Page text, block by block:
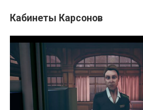
Кабинеты Карсонов